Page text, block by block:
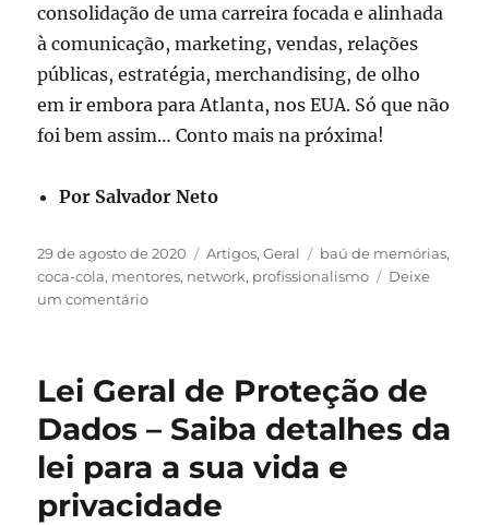
consolidação de uma carreira focada e alinhada
à comunicação, marketing, vendas, relações
públicas, estratégia, merchandising, de olho
em ir embora para Atlanta, nos EUA. Só que não
foi bem assim… Conto mais na próxima!
Por Salvador Neto
Publicado
em
29 de agosto de 2020 Categorias
Artigos,Geral Tags
baú de memórias,
coca-cola, mentores, network, profissionalismo
Deixe
um comentárioem
#6
Mentores
que
me
deram
Lei Geral de Proteção de
Dados – Saiba detalhes da
lei para a sua vida e
privacidade